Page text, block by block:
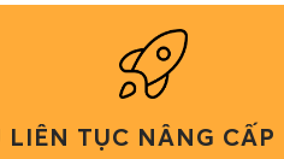
TỤC NÂNG